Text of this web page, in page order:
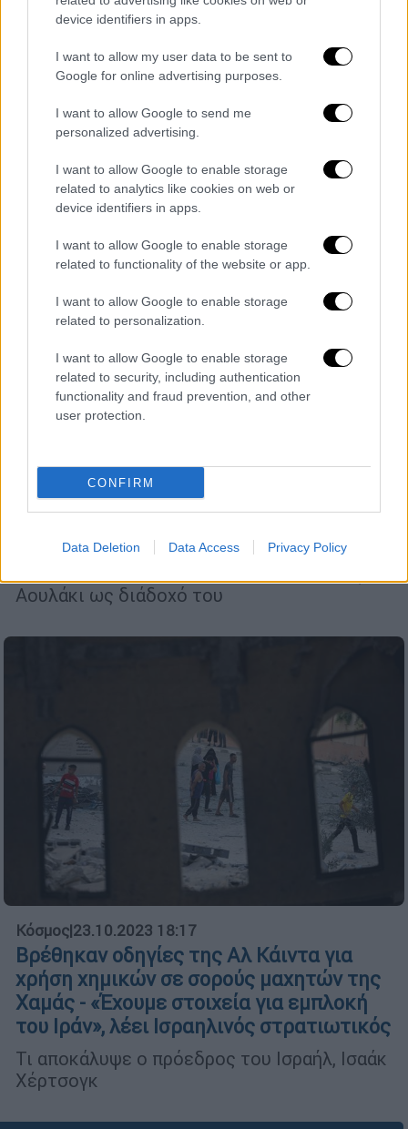
device identifiers in apps.
I want to allow my user data to be sent to
Google for online advertising purposes.
I want to allow Google to send me
personalized advertising.
I want to allow Google to enable storage
related to analytics like cookies on web or
device identifiers in apps.
I want to allow Google to enable storage
related to functionality of the website or app.
I want to allow Google to enable storage
related to personalization.
I want to allow Google to enable storage
related to security, including authentication
functionality and fraud prevention, and other
user protection.
CONFIRM
Data Deletion Data Access Privacy Policy
συγγενών τους ζωντανή
Οι «οικογένειες της 11ης Σεπτεμβρίου»
φέρουν ένα ξεχωριστό βάρος μέσα από τις
φρικαλεότητας των επιθέσεων, κάποια
μέρα, θα εναπόκεινται σε έναν κόσμο όπου η
Κόσμος 10.03.2024 22:51
Αλ Κάιντα: Ανακοίνωσε το θάνατο του
ηγέτη της Χαλίντ μπιν Ουμάρ Μπατάρφι
Αουλάκι ως διάδοχό του
Κόσμος|23.10.2023 18:17
Βρέθηκαν οδηγίες της Αλ Κάιντα για
χρήση χημικών σε σορούς μαχητών της
Χαμάς - «Έχουμε στοιχεία για εμπλοκή
του Ιράν», λέει Ισραηλινός στρατιωτικός
Τι αποκάλυψε ο πρόεδρος του Ισραήλ, Ισαάκ
Χέρτσογκ